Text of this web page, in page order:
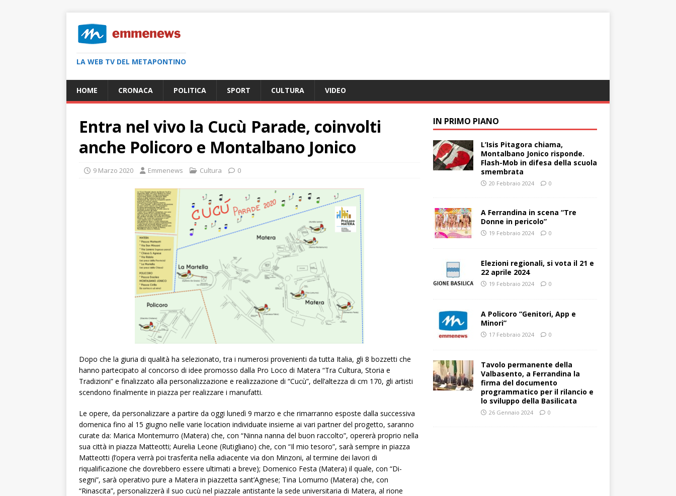
LA WEB TV DEL METAPONTINO
HOME CRONACA POLITICA SPORT CULTURA VIDEO
Entra nel vivo la Cucù Parade, coinvolti
anche Policoro e Montalbano Jonico
9 Marzo 2020 Emmenews Cultura 0
Dopo che la giuria di qualità ha selezionato, tra i numerosi provenienti da tutta Italia, gli 8 bozzetti che
hanno partecipato al concorso di idee promosso dalla Pro Loco di Matera “Tra Cultura, Storia e
Tradizioni” e finalizzato alla personalizzazione e realizzazione di “Cucù”, dell’altezza di cm 170, gli artisti
scendono finalmente in piazza per realizzare i manufatti.
Le opere, da personalizzare a partire da oggi lunedì 9 marzo e che rimarranno esposte dalla successiva
domenica fino al 15 giugno nelle varie location individuate insieme ai vari partner del progetto, saranno
curate da: Marica Montemurro (Matera) che, con “Ninna nanna del buon raccolto”, opererà proprio nella
sua città in piazza Matteotti; Aurelia Leone (Rutigliano) che, con “Il mio tesoro”, sarà sempre in piazza
Matteotti (l’opera verrà poi trasferita nella adiacente via don Minzoni, al termine dei lavori di
riqualificazione che dovrebbero essere ultimati a breve); Domenico Festa (Matera) il quale, con “Di-
segni”, sarà operativo pure a Matera in piazzetta sant’Agnese; Tina Lomurno (Matera) che, con
“Rinascita”, personalizzerà il suo cucù nel piazzale antistante la sede universitaria di Matera, al rione
IN PRIMO PIANO
L’Isis Pitagora chiama,
Montalbano Jonico risponde.
Flash-Mob in difesa della scuola
smembrata
20 Febbraio 2024 0
A Ferrandina in scena “Tre
Donne in pericolo”
19 Febbraio 2024 0
Elezioni regionali, si vota il 21 e
22 aprile 2024
19 Febbraio 2024 0
A Policoro “Genitori, App e
Minori”
17 Febbraio 2024 0
Tavolo permanente della
Valbasento, a Ferrandina la
firma del documento
programmatico per il rilancio e
lo sviluppo della Basilicata
26 Gennaio 2024 0